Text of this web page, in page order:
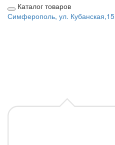
Каталог товаров
Симферополь, ул. Кубанская,15